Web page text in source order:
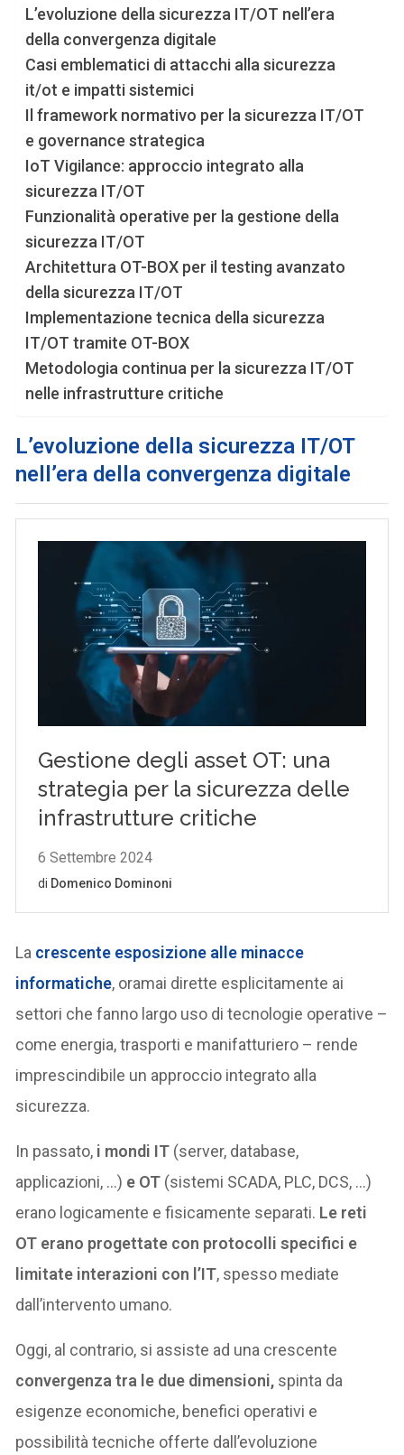
L’evoluzione della sicurezza IT/OT nell’era
della convergenza digitale
Casi emblematici di attacchi alla sicurezza
it/ot e impatti sistemici
Il framework normativo per la sicurezza IT/OT
e governance strategica
IoT Vigilance: approccio integrato alla
sicurezza IT/OT
Funzionalità operative per la gestione della
sicurezza IT/OT
Architettura OT-BOX per il testing avanzato
della sicurezza IT/OT
Implementazione tecnica della sicurezza
IT/OT tramite OT-BOX
Metodologia continua per la sicurezza IT/OT
nelle infrastrutture critiche
L’evoluzione della sicurezza IT/OT
nell’era della convergenza digitale
La crescente esposizione alle minacce
informatiche, oramai dirette esplicitamente ai
settori che fanno largo uso di tecnologie operative –
come energia, trasporti e manifatturiero – rende
imprescindibile un approccio integrato alla
sicurezza.
In passato, i mondi IT (server, database,
applicazioni, …) e OT (sistemi SCADA, PLC, DCS, …)
erano logicamente e fisicamente separati. Le reti
OT erano progettate con protocolli specifici e
limitate interazioni con l’IT, spesso mediate
dall’intervento umano.
Oggi, al contrario, si assiste ad una crescente
convergenza tra le due dimensioni, spinta da
esigenze economiche, benefici operativi e
possibilità tecniche offerte dall’evoluzione